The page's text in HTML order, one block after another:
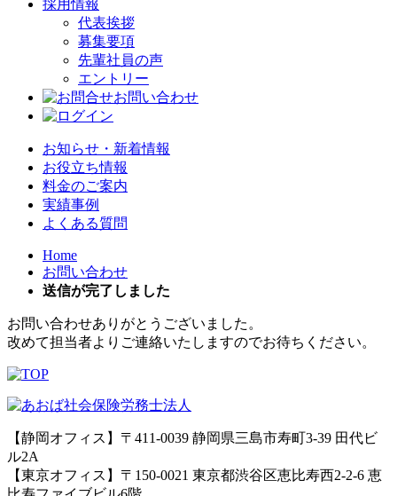
採用情報
代表挨拶
募集要項
先輩社員の声
エントリー
お問い合わせ
お知らせ・新着情報
お役立ち情報
料金のご案内
実績事例
よくある質問
Home
お問い合わせ
送信が完了しました
お問い合わせありがとうございました。
改めて担当者よりご連絡いたしますのでお待ちください。
【静岡オフィス】〒411-0039 静岡県三島市寿町3-39 田代ビ
ル2A
【東京オフィス】〒150-0021 東京都渋谷区恵比寿西2-2-6 恵